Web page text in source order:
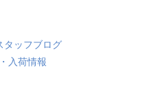
タッフブログ
入荷情報